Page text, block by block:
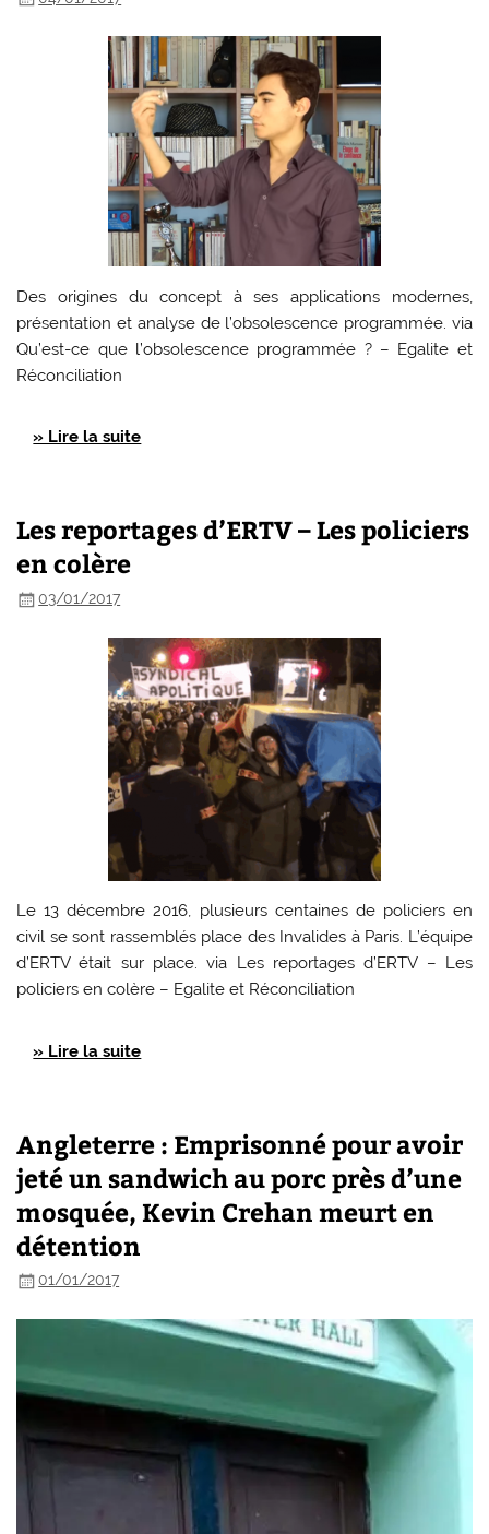
Des origines du concept à ses applications modernes,
présentation et analyse de l’obsolescence programmée. via
Qu’est-ce que l’obsolescence programmée ? – Egalite et
Réconciliation
» Lire la suite
Les reportages d’ERTV – Les policiers
en colère
03/01/2017
Le 13 décembre 2016, plusieurs centaines de policiers en
civil se sont rassemblés place des Invalides à Paris. L’équipe
d’ERTV était sur place. via Les reportages d’ERTV – Les
policiers en colère – Egalite et Réconciliation
» Lire la suite
Angleterre : Emprisonné pour avoir
jeté un sandwich au porc près d’une
mosquée, Kevin Crehan meurt en
détention
01/01/2017